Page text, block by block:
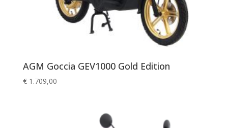
AGM Goccia GEV1000 Gold Edition
€1.709,00